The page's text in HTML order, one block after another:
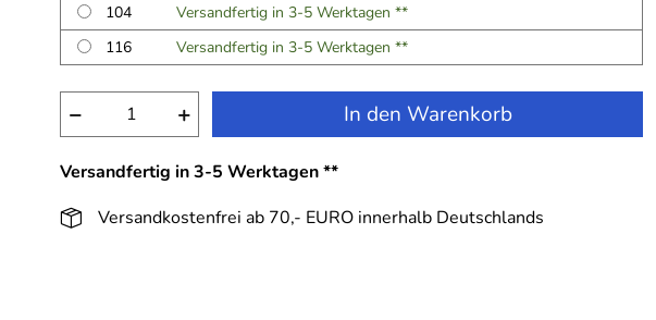
104
Versandfertig in 3-5 Werktagen **
116
Versandfertig in 3-5 Werktagen **
− + In den Warenkorb
Versandfertig in 3-5 Werktagen **
Versandkostenfrei ab 70,- EURO innerhalb Deutschlands